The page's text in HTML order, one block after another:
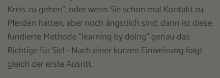
Kreis zu gehen", oder wenn Sie schon mal Kontakt zu
Pferden hatten, aber noch ängstlich sind, dann ist diese
fundierte Methode "learning by doing" genau das
Richtige für Sie! - Nach einer kurzen Einweisung folgt
gleich der erste Ausritt.